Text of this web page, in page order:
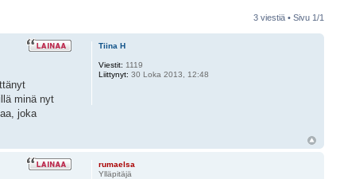
3 viestiä • Sivu 1/1
minä nyt
joka
Tiina H
Viestit: 1119
Liittynyt: 30 Loka 2013, 12:48
rumaelsa
Ylläpitäjä